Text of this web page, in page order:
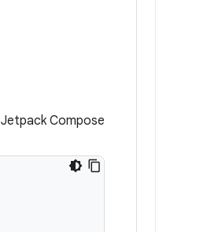
Jetpack Compose این مفاهیم را با M3